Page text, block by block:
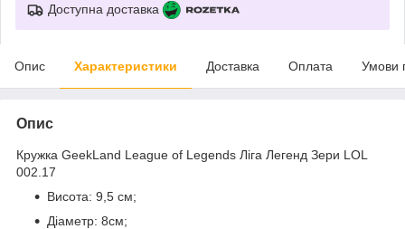
Доступна доставка
Опис Характеристики Доставка Оплата Умови
Опис
Кружка GeekLand League of Legends Ліга Легенд Зери LOL
002.17
Висота: 9,5 см;
Діаметр: 8см;